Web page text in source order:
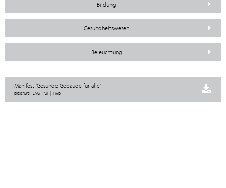
Bildung
Gesundheitswesen
Beleuchtung
Manifest 'Gesunde Gebäude für alle'
Broschüre | ENG | PDF | 1 MB